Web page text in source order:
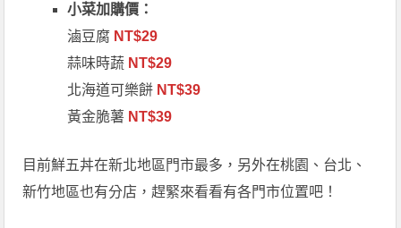
小菜加購價：
滷豆腐 NT$29
蒜味時蔬 NT$29
北海道可樂餅 NT$39
黃金脆薯 NT$39
目前鮮五丼在新北地區門市最多，另外在桃園、台北、
新竹地區也有分店，趕緊來看看有各門市位置吧！